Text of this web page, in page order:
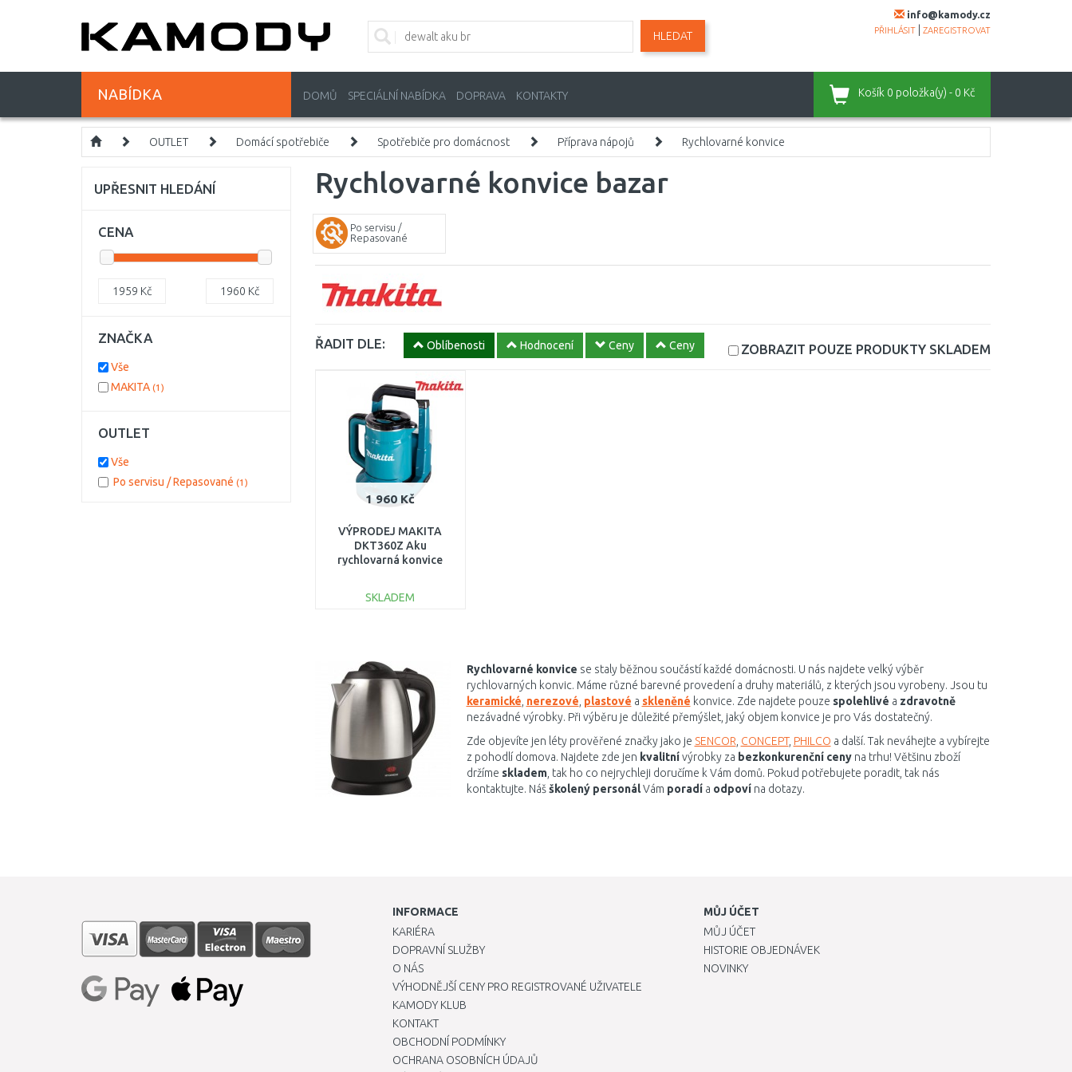
info@kamody.cz
PŘIHLÁSIT ZAREGISTROVAT
HLEDAT
NABÍDKA DOMŮ SPECIÁLNÍ NABÍDKA DOPRAVA KONTAKTY Košík 0 položka(y) - 0 Kč
OUTLET Domácí spotřebiče Spotřebiče pro domácnost Příprava nápojů Rychlovarné konvice
Rychlovarné konvice bazar
Po servisu /
Repasované
ŘADIT DLE: Oblíbenosti Hodnocení Ceny Ceny ZOBRAZIT POUZE PRODUKTY SKLADEM
1 960 Kč
VÝPRODEJ MAKITA
DKT360Z Aku
rychlovarná konvice
OBALU, PO SERVISE
SKLADEM
Porovnat
Rychlovarné konvice se staly běžnou součástí každé domácnosti. U nás najdete velký výběr
rychlovarných konvic. Máme různé barevné provedení a druhy materiálů, z kterých jsou vyrobeny. Jsou tu
keramické nerezové plastové a skleněné konvice. Zde najdete pouze spolehlivé a zdravotně
nezávadné výrobky. Při výběru je důležité přemýšlet, jaký objem konvice je pro Vás dostatečný.
Zde objevíte jen léty prověřené značky jako je SENCOR CONCEPT, PHILCO a další. Tak neváhejte a vybírejte
z pohodlí domova. Najdete zde jen kvalitnívýrobky za bezkonkurenční cenyna trhu! Většinu zboží
držíme skladem, tak ho co nejrychleji doručíme k Vám domů. Pokud potřebujete poradit, tak nás
kontaktujte. Nášškolený personálVám poradía odpovína dotazy.
UPŘESNIT HLEDÁNÍ
CENA
1959 Kč 1960 Kč
ZNAČKA
Vše
MAKITA (1)
OUTLET
Vše
Po servisu / Repasované (1)
INFORMACE
KARIÉRA
DOPRAVNÍ SLUŽBY
O NÁS
VÝHODNĚJŠÍ CENY PRO REGISTROVANÉ UŽIVATELE
KAMODY KLUB
KONTAKT
OBCHODNÍ PODMÍNKY
OCHRANA OSOBNÍCH ÚDAJŮ
MŮJ ÚČET
MŮJ ÚČET
HISTORIE OBJEDNÁVEK
NOVINKY